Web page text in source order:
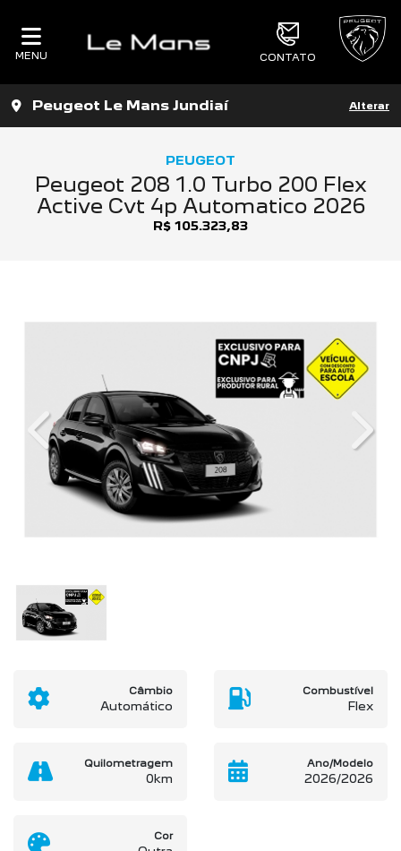
MENU CONTATO
Peugeot Le Mans Jundiaí Alterar
PEUGEOT
Peugeot 208 1.0 Turbo 200 Flex
Active Cvt 4p Automatico 2026
R$ 105.323,83
Previous Next
Câmbio
Automático
Combustível
Flex
Quilometragem
0km
Ano/Modelo
2026/2026
Cor